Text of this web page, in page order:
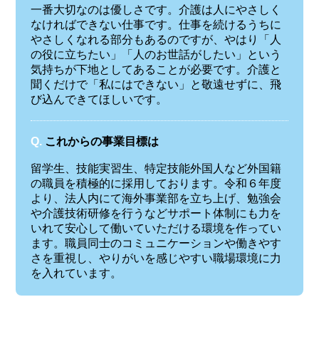
一番大切なのは優しさです。介護は人にやさしく
なければできない仕事です。仕事を続けるうちに
やさしくなれる部分もあるのですが、やはり「人
の役に立ちたい」「人のお世話がしたい」という
気持ちが下地としてあることが必要です。介護と
聞くだけで「私にはできない」と敬遠せずに、飛
び込んできてほしいです。
Q. これからの事業目標は
留学生、技能実習生、特定技能外国人など外国籍
の職員を積極的に採用しております。令和６年度
より、法人内にて海外事業部を立ち上げ、勉強会
や介護技術研修を行うなどサポート体制にも力を
いれて安心して働いていただける環境を作ってい
ます。職員同士のコミュニケーションや働きやす
さを重視し、やりがいを感じやすい職場環境に力
を入れています。